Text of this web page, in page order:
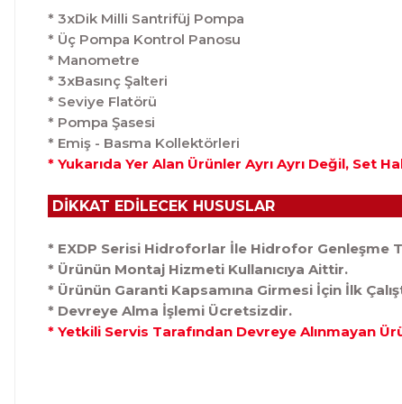
* 3xDik Milli Santrifüj Pompa
* Üç Pompa Kontrol Panosu
* Manometre
* 3xBasınç Şalteri
* Seviye Flatörü
* Pompa Şasesi
* Emiş - Basma Kollektörleri
* Yukarıda Yer Alan Ürünler Ayrı Ayrı Değil, Set
DİKKAT EDİLECEK HUSUSLAR
* EXDP Serisi Hidroforlar İle Hidrofor Genleşme
* Ürünün Montaj Hizmeti Kullanıcıya Aittir.
* Ürünün Garanti Kapsamına Girmesi İçin İlk
* Devreye Alma İşlemi Ücretsizdir.
* Yetkili Servis Tarafından Devreye Alınmayan